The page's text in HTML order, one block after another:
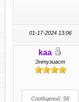
01-17-2024 13:06
kaa
Энтузиаст
Сообщений: 58